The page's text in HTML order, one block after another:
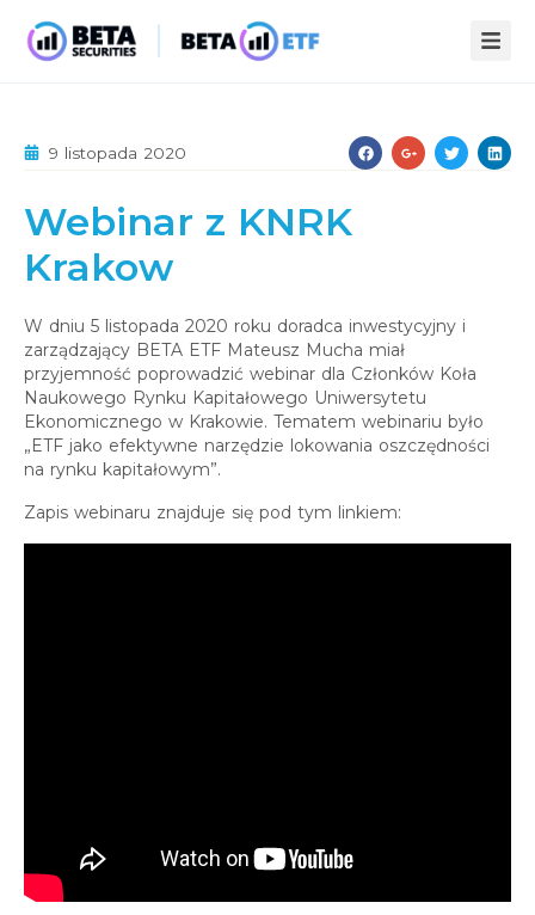
STREFA WIEDZY
INFOPACK
O NAS
PUBLIKACJE
KONTAKT
9 listopada 2020
Webinar z KNRK
Krakow
W dniu 5 listopada 2020 roku doradca inwestycyjny i
zarządzający BETA ETF Mateusz Mucha miał
przyjemność poprowadzić webinar dla Członków Koła
Naukowego Rynku Kapitałowego Uniwersytetu
Ekonomicznego w Krakowie. Tematem webinariu było
„ETF jako efektywne narzędzie lokowania oszczędności
na rynku kapitałowym”.
Zapis webinaru znajduje się pod tym linkiem: